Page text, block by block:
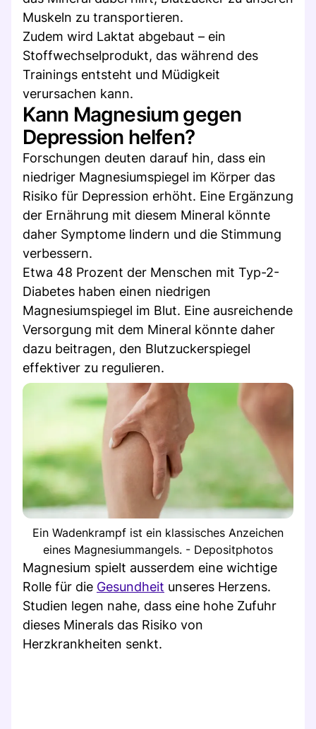
Muskeln zu transportieren.
Zudem wird Laktat abgebaut – ein
Stoffwechselprodukt, das während des
Trainings entsteht und Müdigkeit
verursachen kann.
Kann Magnesium gegen
Depression helfen?
Forschungen deuten darauf hin, dass ein
niedriger Magnesiumspiegel im Körper das
Risiko für Depression erhöht. Eine Ergänzung
der Ernährung mit diesem Mineral könnte
daher Symptome lindern und die Stimmung
verbessern.
Etwa 48 Prozent der Menschen mit Typ-2-
Diabetes haben einen niedrigen
Magnesiumspiegel im Blut. Eine ausreichende
Versorgung mit dem Mineral könnte daher
dazu beitragen, den Blutzuckerspiegel
effektiver zu regulieren.
Ein Wadenkrampf ist ein klassisches Anzeichen
eines Magnesiummangels. - Depositphotos
Magnesium spielt ausserdem eine wichtige
Rolle für die Gesundheit unseres Herzens.
Studien legen nahe, dass eine hohe Zufuhr
dieses Minerals das Risiko von
Herzkrankheiten senkt.